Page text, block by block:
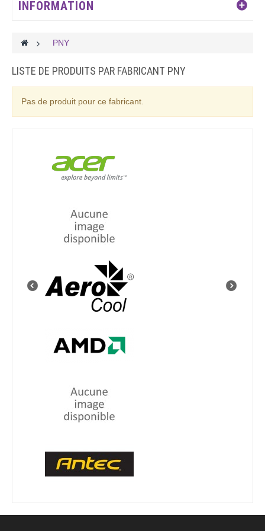
INFORMATION
> PNY
LISTE DE PRODUITS PAR FABRICANT PNY
Pas de produit pour ce fabricant.